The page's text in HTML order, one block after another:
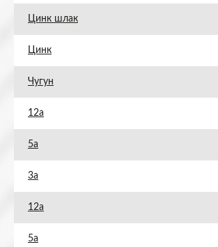
Цинк шлак
Цинк
Чугун
12а
5а
3а
12а
5а